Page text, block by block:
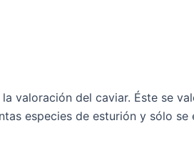
valoración del caviar. Éste se
especies de esturión y sólo se